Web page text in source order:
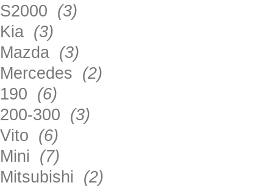
S2000 (3)
Kia (3)
Mazda (3)
Mercedes (2)
190 (6)
200-300 (3)
Vito (6)
Mini (7)
Mitsubishi (2)